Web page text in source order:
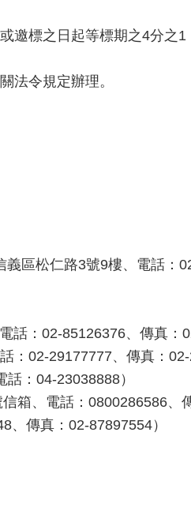
邀標之日起等標期之4分之
法令規定辦理。
區松仁路3號9樓、電話：
：02-85126376、傳真：
：02-29177777、傳真：02-
：04-23038888）
箱、電話：0800286586、
傳真：02-87897554）